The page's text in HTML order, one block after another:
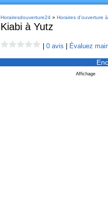
Horairesdouverture24» Horaires d'ouverture
Kiabi à Yutz
0 avis Évaluez
Affichage